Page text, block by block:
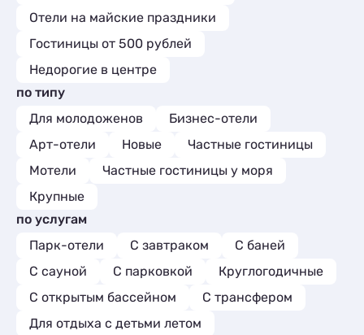
Отели на майские праздники
Гостиницы от 500 рублей
Недорогие в центре
по типу
Для молодоженов
Бизнес-отели
Арт-отели
Новые
Частные гостиницы
Мотели
Частные гостиницы у моря
Крупные
по услугам
Парк-отели
С завтраком
С баней
С сауной
С парковкой
Круглогодичные
С открытым бассейном
С трансфером
Для отдыха с детьми летом